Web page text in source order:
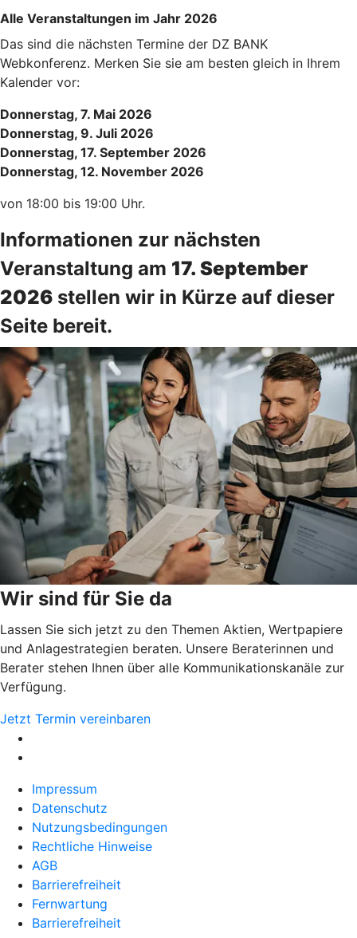
Alle Veranstaltungen im Jahr 2026
Das sind die nächsten Termine der DZ BANK
Webkonferenz. Merken Sie sie am besten gleich in Ihrem
Kalender vor:
Donnerstag, 7. Mai 2026
Donnerstag, 9. Juli 2026
Donnerstag, 17. September 2026
Donnerstag, 12. November 2026
von 18:00 bis 19:00 Uhr.
Informationen zur nächsten
Veranstaltung am 17. September
2026 stellen wir in Kürze auf dieser
Seite bereit.
Wir sind für Sie da
Lassen Sie sich jetzt zu den Themen Aktien, Wertpapiere
und Anlagestrategien beraten. Unsere Beraterinnen und
Berater stehen Ihnen über alle Kommunikationskanäle zur
Verfügung.
Jetzt Termin vereinbaren
Impressum
Datenschutz
Nutzungsbedingungen
Rechtliche Hinweise
AGB
Barrierefreiheit
Fernwartung
Barrierefreiheit